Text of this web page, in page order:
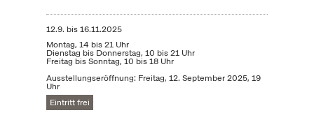
12.9. bis16.11.2025
Montag, 14 bis 21 Uhr
Dienstag bis Donnerstag, 10 bis 21 Uhr
Freitag bis Sonntag, 10 bis 18 Uhr
Ausstellungseröffnung: Freitag, 12. September 2025, 19
Uhr
Eintritt frei